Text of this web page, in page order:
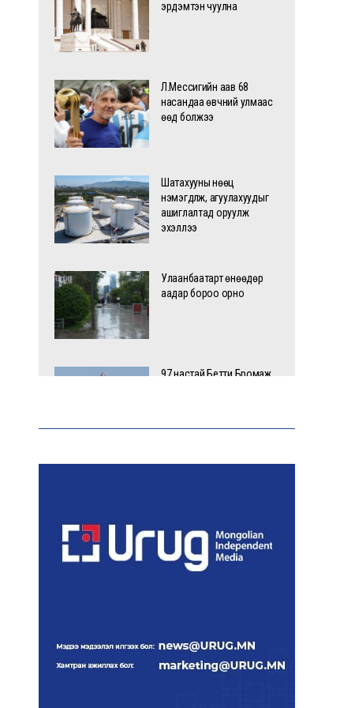
эрдэмтэн чуулна
Л.Мессигийн аав 68
насандаа өвчний улмаас
өөд болжээ
Шатахууны нөөц
нэмэгдүүлж, агуулахуудыг
ашиглалтад оруулж
эхэллээ
Улаанбаатарт өнөөдөр
аадар бороо орно
97 настай Бетти Бромаж
тогтоожээ
шуурхай зохион байгуулж
байна
нээжээ